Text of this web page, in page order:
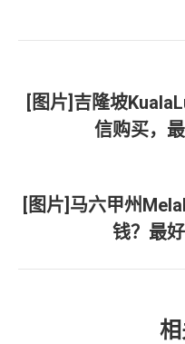
章
[图片]吉隆坡
信购买，
[图片]马六甲州
钱？最